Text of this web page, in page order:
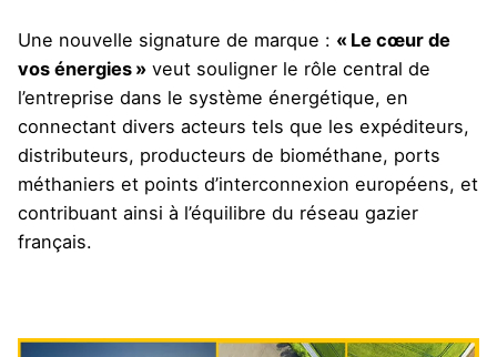
Une nouvelle signature de marque : « Le cœur de
vos énergies » veut souligner le rôle central de
l’entreprise dans le système énergétique, en
connectant divers acteurs tels que les expéditeurs,
distributeurs, producteurs de biométhane, ports
méthaniers et points d’interconnexion européens, et
contribuant ainsi à l’équilibre du réseau gazier
français.